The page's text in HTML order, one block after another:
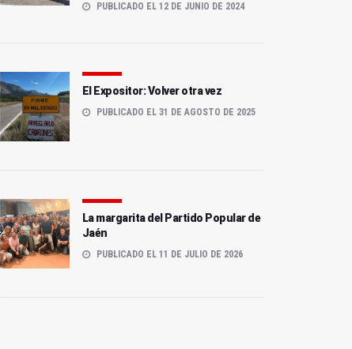
PUBLICADO EL 12 DE JUNIO DE 2024
El Expositor: Volver otra vez
PUBLICADO EL 31 DE AGOSTO DE 2025
La margarita del Partido Popular de
Jaén
PUBLICADO EL 11 DE JULIO DE 2026